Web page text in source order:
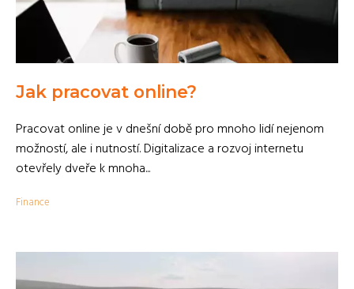
Jak pracovat online?
Pracovat online je v dnešní době pro mnoho lidí nejenom
možností, ale i nutností. Digitalizace a rozvoj internetu
otevřely dveře k mnoha...
Finance